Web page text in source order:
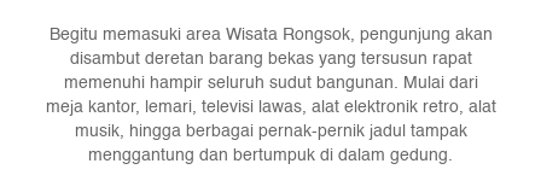
Begitu memasuki area Wisata Rongsok, pengunjung akan
disambut deretan barang bekas yang tersusun rapat
memenuhi hampir seluruh sudut bangunan. Mulai dari
meja kantor, lemari, televisi lawas, alat elektronik retro, alat
musik, hingga berbagai pernak-pernik jadul tampak
menggantung dan bertumpuk di dalam gedung.